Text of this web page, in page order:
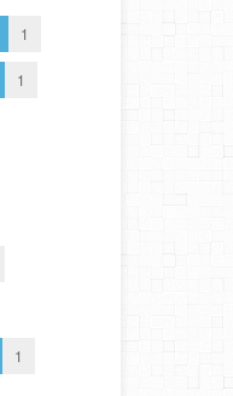
1
1
1